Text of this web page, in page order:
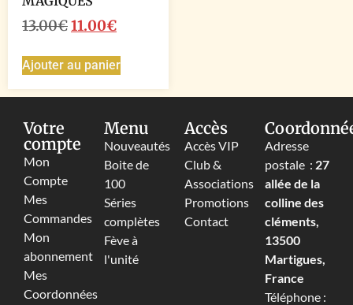
13.00€11.00€
Ajouter au panier
Votre
compte
Mon
Compte
Mes
Commandes
Mon
abonnement
Mes
Coordonnées
Menu
Nouveautés
Boite de
100
Séries
complètes
Fève à
l'unité
Accès
Accès VIP
Club &
Associations
Promotions
Contact
Adresse
postale : 27
allée de la
colline des
cléments,
13500
Martigues,
France
Téléphone :